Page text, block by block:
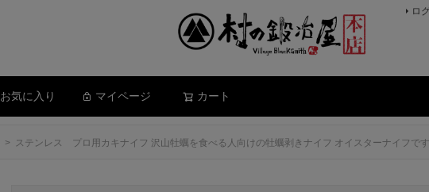
ロ
お気に入り マイページ カート
ステンレス プロ用カキナイフ 沢山牡蠣を食べる人向けの牡蠣剥きナイフ オイスターナイフ